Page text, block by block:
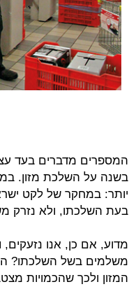
בשנה על השלכת מזון.
בעת השלכתו, ולא נזרק
מדוע, אם כן, אנו נזעקים,
משלמים בשל השלכתו?
המזון ולכך שהכמויות